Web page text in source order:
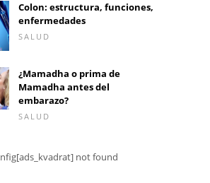
Colon: estructura, funciones,
enfermedades
SALUD
¿Mamadha o prima de
Mamadha antes del
embarazo?
SALUD
not found